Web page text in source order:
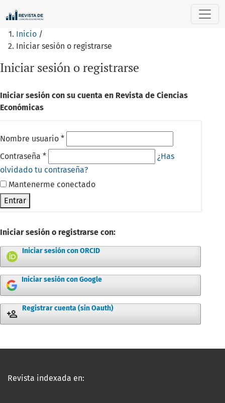
Inicio /
Iniciar sesión o registrarse
Iniciar sesión o registrarse
Iniciar sesión con su cuenta en Revista de Ciencias
Económicas
Nombre usuario *
Contraseña *
¿Has
olvidado tu contraseña?
Mantenerme conectado
Entrar
Iniciar sesión o registrarse con:
Iniciar sesión con ORCID
Iniciar sesión con Google
Registrar cuenta (sin Oauth)
Revista indexada en: